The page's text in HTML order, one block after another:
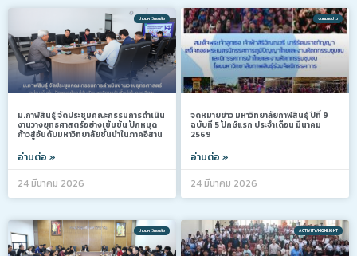
ข่าวมหาวิทยาลัย
ม.กาฬสินธุ์ จัดประชุมคณะกรรมการดำเนิน
งานวางยุทธศาสตร์อย่างเข้มข้น ปักหมุด
ก้าวสู่อันดับมหาวิทยาลัยชั้นนำในภาคอีสาน
อ่านต่อ »
24 มีนาคม 2026
จดหมายข่าว
จดหมายข่าว มหาวิทยาลัยกาฬสินธุ์ ปีที่ 9
ฉบับที่ 5 ปักษ์แรก ประจำเดือน มีนาคม
2569
อ่านต่อ »
24 มีนาคม 2026
ข่าวมหาวิทยาลัย ACTIVITY/HIGHLIGHT